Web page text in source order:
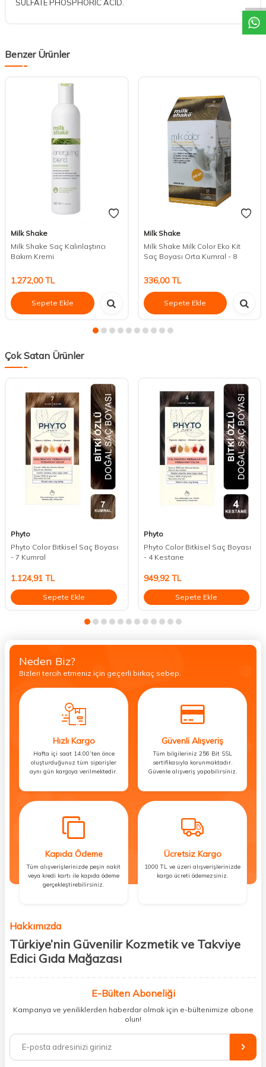
SULFATE PHOSPHORIC ACID.
Benzer Ürünler
Milk Shake
Milk Shake Saç Kalınlaştırıcı
Bakım Kremi
1.272,00TL
Sepete Ekle
Milk Shake
Milk Shake Milk Color Eko Kit
Saç Boyası Orta Kumral - 8
336,00TL
Sepete Ekle
Çok Satan Ürünler
Phyto
Phyto Color Bitkisel Saç Boyası
- 7 Kumral
1.124,91 TL
Sepete Ekle
Phyto
Phyto Color Bitkisel Saç Boyası
- 4 Kestane
949,92TL
Sepete Ekle
Neden Biz?
Bizleri tercih etmeniz için geçerli birkaç sebep.
Hızlı Kargo
Hafta içi saat 14:00’ten önce
oluşturduğunuz tüm siparişler
aynı gün kargoya verilmektedir.
Güvenli Alışveriş
Tüm bilgileriniz 256 Bit SSL
sertifikasıyla korunmaktadır.
Güvenle alışveriş yapabilirsiniz.
Kapıda Ödeme
Tüm alışverişlerinizde peşin nakit
veya kredi kartı ile kapıda ödeme
gerçekleştirebilirsiniz.
Ücretsiz Kargo
1000 TL ve üzeri alışverişlerinizde
kargo ücreti ödemezsiniz.
Hakkımızda
Türkiye’nin Güvenilir Kozmetik ve Takviye
Edici Gıda Mağazası
kişisel bakım hem de takviye edici gıda ürünlerini sizlerle
buluşturuyoruz. Artık mağaza mağaza dolaşmanıza gerek yok;
ihtiyacınız olan her şeyi tek bir çatı altında topluyor ve kapınıza kadar
%100 orijinal kozmetik ve sağlık ürünleriyle güzelliğinizi tamamlayabilir,
vücudunuzu desteklemek için güvenilir takviye edici gıdalara
E-Bülten Aboneliği
Kampanya ve yeniliklerden haberdar olmak için e-bültenimize abone
olun!